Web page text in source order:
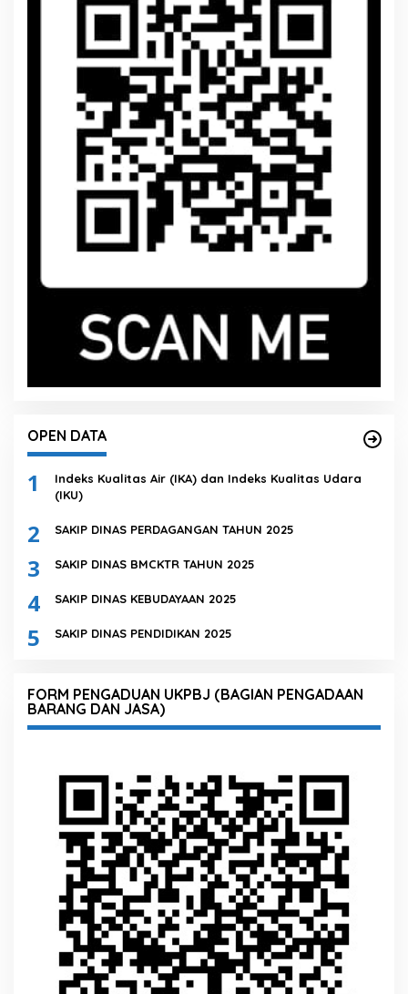
OPEN DATA
1
Indeks Kualitas Air (IKA) dan Indeks Kualitas Udara
(IKU)
2 SAKIP DINAS PERDAGANGAN TAHUN 2025
3 SAKIP DINAS BMCKTR TAHUN 2025
4 SAKIP DINAS KEBUDAYAAN 2025
5 SAKIP DINAS PENDIDIKAN 2025
FORM PENGADUAN UKPBJ (BAGIAN PENGADAAN
BARANG DAN JASA)